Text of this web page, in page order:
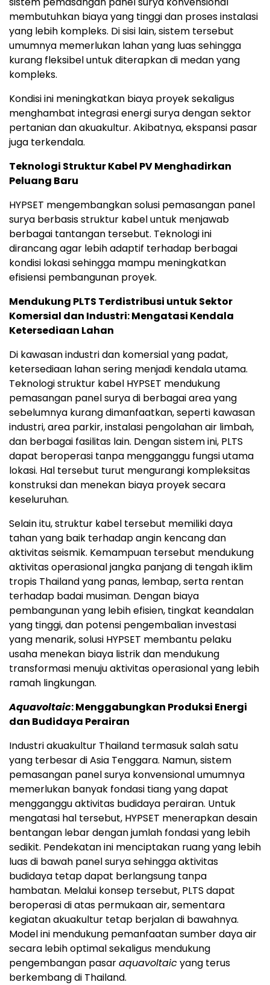
membutuhkan biaya yang tinggi dan proses instalasi
yang lebih kompleks. Di sisi lain, sistem tersebut
umumnya memerlukan lahan yang luas sehingga
kurang fleksibel untuk diterapkan di medan yang
kompleks.
Kondisi ini meningkatkan biaya proyek sekaligus
menghambat integrasi energi surya dengan sektor
pertanian dan akuakultur. Akibatnya, ekspansi pasar
juga terkendala.
Teknologi Struktur Kabel PV Menghadirkan
Peluang Baru
HYPSET mengembangkan solusi pemasangan panel
surya berbasis struktur kabel untuk menjawab
berbagai tantangan tersebut. Teknologi ini
dirancang agar lebih adaptif terhadap berbagai
kondisi lokasi sehingga mampu meningkatkan
efisiensi pembangunan proyek.
Mendukung PLTS Terdistribusi untuk Sektor
Komersial dan Industri: Mengatasi Kendala
Ketersediaan Lahan
Di kawasan industri dan komersial yang padat,
ketersediaan lahan sering menjadi kendala utama.
Teknologi struktur kabel HYPSET mendukung
pemasangan panel surya di berbagai area yang
sebelumnya kurang dimanfaatkan, seperti kawasan
industri, area parkir, instalasi pengolahan air limbah,
dan berbagai fasilitas lain. Dengan sistem ini, PLTS
dapat beroperasi tanpa mengganggu fungsi utama
lokasi. Hal tersebut turut mengurangi kompleksitas
konstruksi dan menekan biaya proyek secara
keseluruhan.
Selain itu, struktur kabel tersebut memiliki daya
tahan yang baik terhadap angin kencang dan
aktivitas seismik. Kemampuan tersebut mendukung
aktivitas operasional jangka panjang di tengah iklim
tropis Thailand yang panas, lembap, serta rentan
terhadap badai musiman. Dengan biaya
pembangunan yang lebih efisien, tingkat keandalan
yang tinggi, dan potensi pengembalian investasi
yang menarik, solusi HYPSET membantu pelaku
usaha menekan biaya listrik dan mendukung
transformasi menuju aktivitas operasional yang lebih
ramah lingkungan.
Aquavoltaic: Menggabungkan Produksi Energi
dan Budidaya Perairan
Industri akuakultur Thailand termasuk salah satu
yang terbesar di Asia Tenggara. Namun, sistem
pemasangan panel surya konvensional umumnya
memerlukan banyak fondasi tiang yang dapat
mengganggu aktivitas budidaya perairan. Untuk
mengatasi hal tersebut, HYPSET menerapkan desain
bentangan lebar dengan jumlah fondasi yang lebih
sedikit. Pendekatan ini menciptakan ruang yang lebih
luas di bawah panel surya sehingga aktivitas
budidaya tetap dapat berlangsung tanpa
hambatan. Melalui konsep tersebut, PLTS dapat
beroperasi di atas permukaan air, sementara
kegiatan akuakultur tetap berjalan di bawahnya.
Model ini mendukung pemanfaatan sumber daya air
secara lebih optimal sekaligus mendukung
pengembangan pasaraquavoltaicyang terus
berkembang di Thailand.